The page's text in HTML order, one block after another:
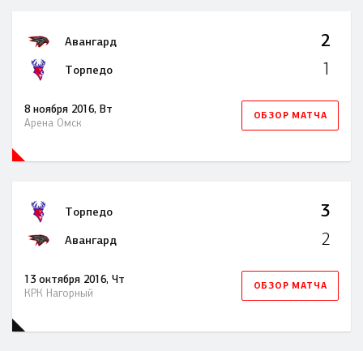
8 ноября 2016, Вт
Арена Омск
Авангард 2
Торпедо 1
ОБЗОР МАТЧА
13 октября 2016, Чт
КРК Нагорный
Торпедо 3
Авангард 2
ОБЗОР МАТЧА